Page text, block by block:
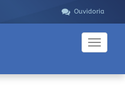
Ouvidoria
Toggle